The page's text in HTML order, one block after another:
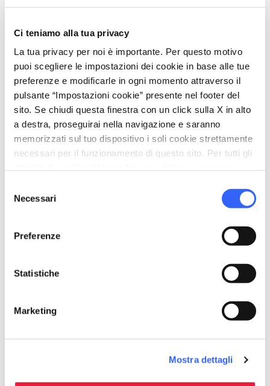
Ci teniamo alla tua privacy
La tua privacy per noi è importante. Per questo motivo
puoi scegliere le impostazioni dei cookie in base alle tue
preferenze e modificarle in ogni momento attraverso il
pulsante “Impostazioni cookie” presente nel footer del
sito. Se chiudi questa finestra con un click sulla X in alto
a destra, proseguirai nella navigazione e saranno
memorizzati sul tuo dispositivo i soli cookie strettamente
necessari per il funzionamento di questo sito. Per tutti gli
delNecessari
Preferenze
Statistiche
Marketing
Mostra dettagli
Santolina etrusca - Credit: Unione Comuni Ambito
Valdorcia
La Riserva Naturale Regionale Crete dell’Orcia
si costituisce comeZona di Protezione
Specialeper la presenza di un’ avifauna
comprende specie quali l’Occhione (Burhinus
oedicnemus), l’Albanella minore ( Circus
pygargu) e il Biancone (Circaetus gallicus). L’area
è inoltre frequentata da varie specie
passeriformi, tra cui l’averla, l’ortolano e la
quaglia, presenti in misura maggiore dove si
sviluppano aree interessate dal pascolo o
dall’agricoltura.
si concentra soprattutto
nei pressi del boschetto, caratterizzato dal
tipico ambiente della macchia mediterranea,
habitat di lepri, fagiani, cinghiali, istrici,